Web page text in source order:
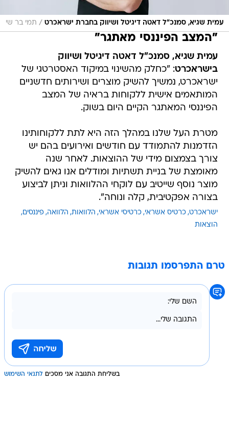
עמית שגיא, סמנכ"ל דאטה דיגיטל ושיווק בחברת ישראכרט / תמי בר שי
"המצב הפיננסי מאתגר"
עמית שגיא, סמנכ"ל דאטה דיגיטל ושיווק
בישראכרט: "כחלק מהשינוי במיקוד האסטרטגי של
ישראכרט, נמשיך להשיק מוצרים ושירותים חדשניים
המותאמים אישית ללקוחות בראיה של המצב
הפיננסי המאתגר הקיים היום בשוק.
מטרת העל שלנו במהלך הזה היא לתת ללקוחותינו
הזדמנות להתמודד עם חודשים ואירועים בהם יש
צורך בצמצום מידי של ההוצאות. לאחר שנה
מאומצת של בניית תשתיות ומודלים אנו גאים להשיק
מוצר נוסף שייטיב עם לוקחי ההלוואות וניתן לביצוע
בצורה אפקטיבית, קלה ונוחה".
ישראכרט כרטיס אשראי כרטיסי אשראי הלוואות הלוואה פיננסים
הוצאות
טרם התפרסמו תגובות
בשליחת התגובה אני מסכים לתנאי השימוש